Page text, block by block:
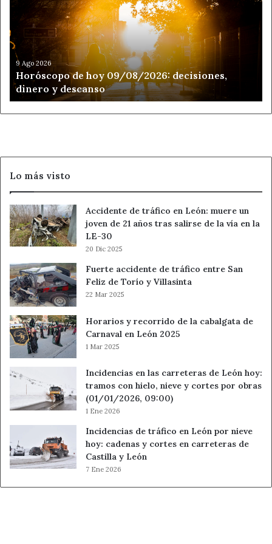
09/08/2026:
decisiones,
dinero
y
descanso
9 Ago 2026
Horóscopo de hoy 09/08/2026: decisiones,
dinero y descanso
Lo más visto
Accidente de tráfico en León: muere un
joven de 21 años tras salirse de la vía en la
LE-30
20 Dic 2025
Fuerte accidente de tráfico entre San
Feliz de Torío y Villasinta
22 Mar 2025
Horarios y recorrido de la cabalgata de
Carnaval en León 2025
1 Mar 2025
Incidencias en las carreteras de León hoy:
tramos con hielo, nieve y cortes por obras
(01/01/2026, 09:00)
1 Ene 2026
Incidencias de tráfico en León por nieve
hoy: cadenas y cortes en carreteras de
Castilla y León
7 Ene 2026